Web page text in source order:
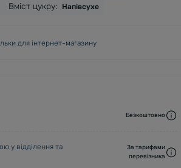
Вміст цукру: Напівсухе
для інтернет-магазину
Безкоштовно
у відділення та
За тарифами
перевізника